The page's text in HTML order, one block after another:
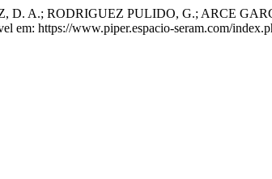
RODRIGUEZ PULIDO, G.; ARCE
em: https://www.piper.espacio-seram.com/